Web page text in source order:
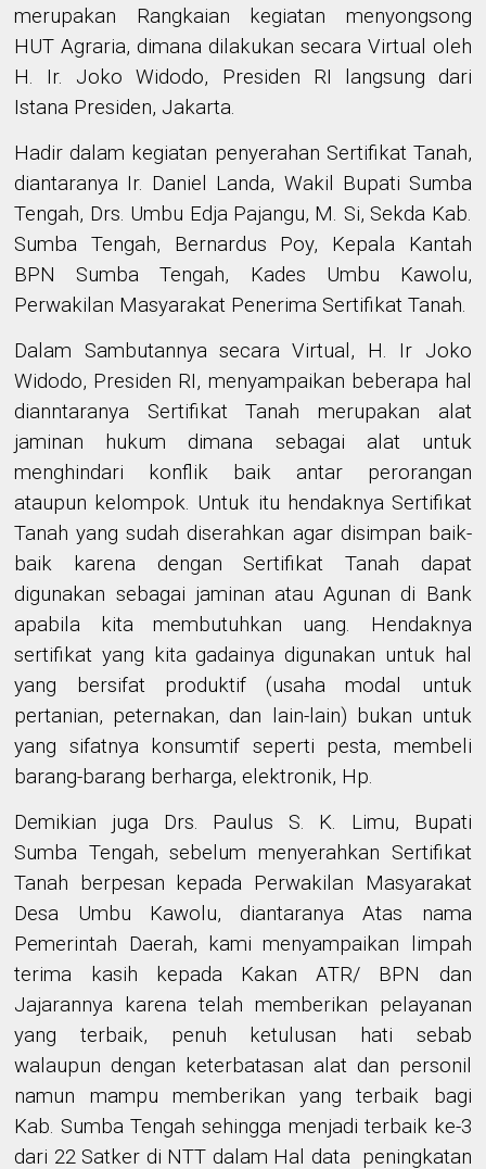
merupakan Rangkaian kegiatan menyongsong
HUT Agraria, dimana dilakukan secara Virtual oleh
H. Ir. Joko Widodo, Presiden RI langsung dari
Istana Presiden, Jakarta.
Hadir dalam kegiatan penyerahan Sertifikat Tanah,
diantaranya Ir. Daniel Landa, Wakil Bupati Sumba
Tengah, Drs. Umbu Edja Pajangu, M. Si, Sekda Kab.
Sumba Tengah, Bernardus Poy, Kepala Kantah
BPN Sumba Tengah, Kades Umbu Kawolu,
Perwakilan Masyarakat Penerima Sertifikat Tanah.
Dalam Sambutannya secara Virtual, H. Ir Joko
Widodo, Presiden RI, menyampaikan beberapa hal
dianntaranya Sertifikat Tanah merupakan alat
jaminan hukum dimana sebagai alat untuk
menghindari konflik baik antar perorangan
ataupun kelompok. Untuk itu hendaknya Sertifikat
Tanah yang sudah diserahkan agar disimpan baik-
baik karena dengan Sertifikat Tanah dapat
digunakan sebagai jaminan atau Agunan di Bank
apabila kita membutuhkan uang. Hendaknya
sertifikat yang kita gadainya digunakan untuk hal
yang bersifat produktif (usaha modal untuk
pertanian, peternakan, dan lain-lain) bukan untuk
yang sifatnya konsumtif seperti pesta, membeli
barang-barang berharga, elektronik, Hp.
Demikian juga Drs. Paulus S. K. Limu, Bupati
Sumba Tengah, sebelum menyerahkan Sertifikat
Tanah berpesan kepada Perwakilan Masyarakat
Desa Umbu Kawolu, diantaranya Atas nama
Pemerintah Daerah, kami menyampaikan limpah
terima kasih kepada Kakan ATR/ BPN dan
Jajarannya karena telah memberikan pelayanan
yang terbaik, penuh ketulusan hati sebab
walaupun dengan keterbatasan alat dan personil
namun mampu memberikan yang terbaik bagi
Kab. Sumba Tengah sehingga menjadi terbaik ke-3
dari 22 Satker di NTT dalam Hal data peningkatan